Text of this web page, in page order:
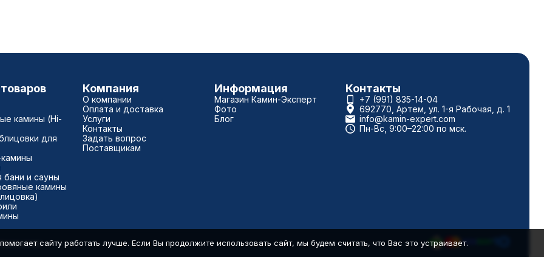
камины (Hi-
для
бани и сауны
камины
Компания
О компании
Оплата и доставка
Услуги
Контакты
Задать вопрос
Поставщикам
Информация
Магазин Камин-Эксперт
Фото
Блог
Контакты
+7 (991) 835-14-04
692770, Артем, ул. 1-я Рабочая, д. 1
info@kamin-expert.com
Пн-Вс, 9:00–22:00 по мск.
сайту работать лучше. Если Вы продолжите использовать сайт, мы будем считать, что Вас это устраивает.